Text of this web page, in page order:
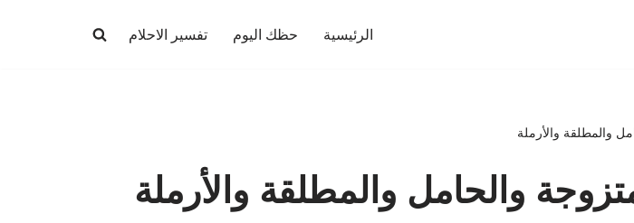
الرئيسية حظك اليوم تفسير الاحلام
والمطلقة والأرملة
والحامل والمطلقة والأرملة